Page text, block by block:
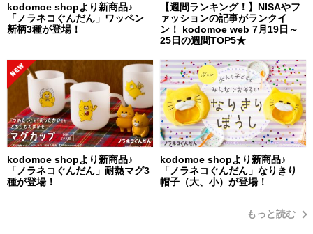
kodomoe shopより新商品♪
「ノラネコぐんだん」ワッペン
新柄3種が登場！
【週間ランキング！】NISAやフ
ァッションの記事がランクイ
ン！ kodomoe web 7月19日～
25日の週間TOP5★
kodomoe shopより新商品♪
「ノラネコぐんだん」耐熱マグ3
種が登場！
kodomoe shopより新商品♪
「ノラネコぐんだん」なりきり
帽子（大、小）が登場！
もっと読む